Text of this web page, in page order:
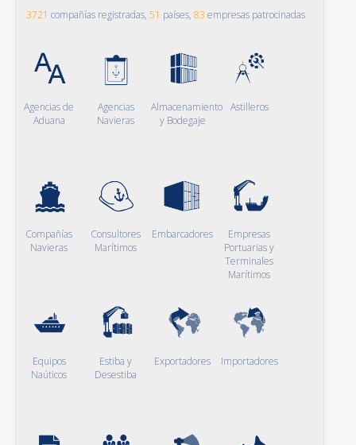
3721 compañías registradas, 51 países, 83 empresas patrocinadas
Agencias de
Aduana
Agencias
Navieras
Almacenamiento
y Bodegaje
Astilleros
Compañías
Navieras
Consultores
Marítimos
Embarcadores
Empresas
Portuarias y
Terminales
Marítimos
Equipos
Naúticos
Estiba y
Desestiba
Exportadores Importadores